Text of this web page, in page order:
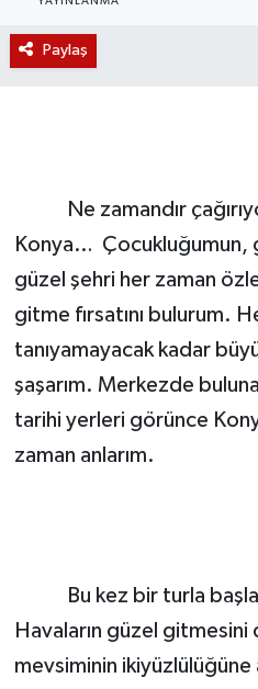
Paylaş
Ne zamandır
Konya… Çocukluğumun,
güzel şehri her zaman
gitme fırsatını bulurum.
tanıyamayacak kadar
şaşarım. Merkezde
tarihi yerleri görünce
zaman anlarım.
Bu kez bir turla
Havaların güzel
mevsiminin ikiyüzlülüğüne
Magazin